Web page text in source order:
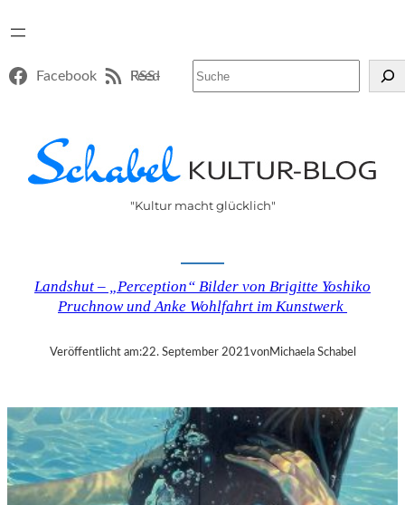
Facebook RSS-Feed
"Kultur macht glücklich"
Landshut – „Perception“ Bilder von Brigitte Yoshiko
Pruchnow und Anke Wohlfahrt im Kunstwerk
Veröffentlicht am:22. September 2021vonMichaela Schabel